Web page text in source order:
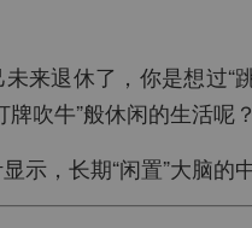
来退休了，你是想过
牌吹牛”般休闲的生活呢
显示，长期“闲置”大脑